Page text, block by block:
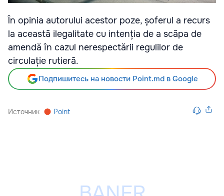
În opinia autorului acestor poze, șoferul a recurs
la această ilegalitate cu intenția de a scăpa de
amendă în cazul nerespectării regulilor de
circulație rutieră.
Подпишитесь на новости Point.md в Google
Источник Point